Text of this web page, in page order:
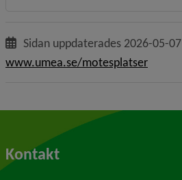
Sidan uppdaterades 2026-05-07
www.umea.se/motesplatser
Kontakt